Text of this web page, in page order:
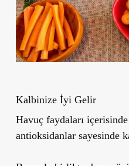
Kalbinize İyi Gelir
Havuç faydaları
antioksidanlar sayesinde